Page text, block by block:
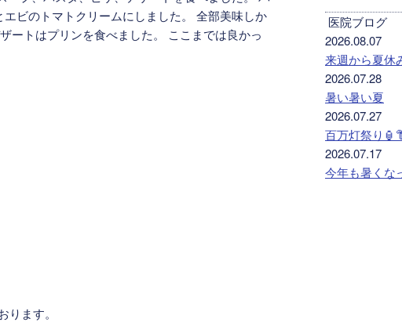
ビのトマトクリームにしました。 全部美味しか
ートはプリンを食べました。 ここまでは良かっ
医院ブログ
2026.08.07
来週から夏休
2026.07.28
暑い暑い夏
2026.07.27
百万灯祭り
2026.07.17
今年も暑くな
ます。